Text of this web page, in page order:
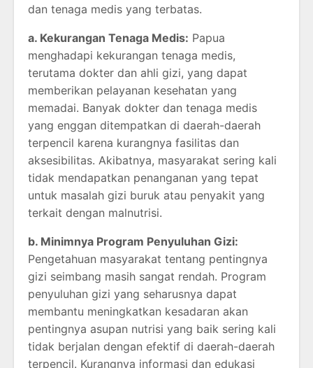
dan tenaga medis yang terbatas.
a. Kekurangan Tenaga Medis: Papua
menghadapi kekurangan tenaga medis,
terutama dokter dan ahli gizi, yang dapat
memberikan pelayanan kesehatan yang
memadai. Banyak dokter dan tenaga medis
yang enggan ditempatkan di daerah-daerah
terpencil karena kurangnya fasilitas dan
aksesibilitas. Akibatnya, masyarakat sering kali
tidak mendapatkan penanganan yang tepat
untuk masalah gizi buruk atau penyakit yang
terkait dengan malnutrisi.
b. Minimnya Program Penyuluhan Gizi:
Pengetahuan masyarakat tentang pentingnya
gizi seimbang masih sangat rendah. Program
penyuluhan gizi yang seharusnya dapat
membantu meningkatkan kesadaran akan
pentingnya asupan nutrisi yang baik sering kali
tidak berjalan dengan efektif di daerah-daerah
terpencil. Kurangnya informasi dan edukasi